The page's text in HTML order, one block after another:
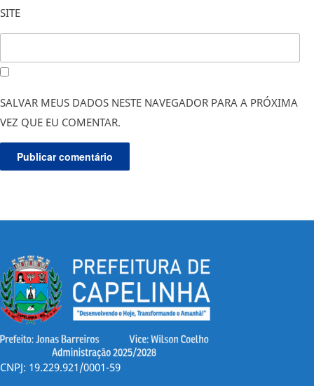
SITE
SALVAR MEUS DADOS NESTE NAVEGADOR PARA A PRÓXIMA
VEZ QUE EU COMENTAR.
CNPJ: 19.229.921/0001-59